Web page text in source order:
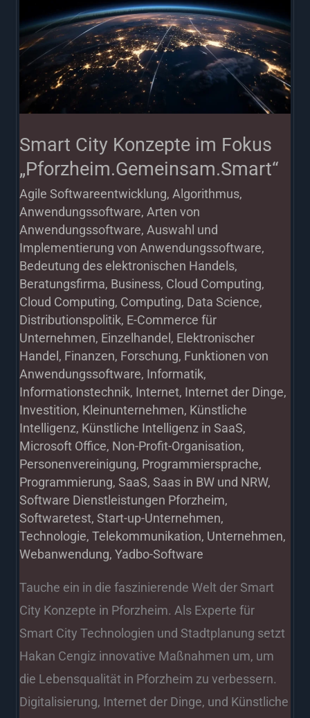
Smart City Konzepte im Fokus
„Pforzheim.Gemeinsam.Smart“
Agile Softwareentwicklung,Algorithmus,
Anwendungssoftware,Arten von
Anwendungssoftware,Auswahl und
Implementierung von Anwendungssoftware,
Bedeutung des elektronischen Handels,
Beratungsfirma, Business, Cloud Computing,
Cloud Computing, Computing, Data Science,
Distributionspolitik, E-Commerce für
Unternehmen, Einzelhandel , Elektronischer
Handel , Finanzen, Forschung, Funktionen von
Anwendungssoftware, Informatik,
Informationstechnik, Internet, Internet der Dinge,
Investition, Kleinunternehmen, Künstliche
Intelligenz, Künstliche Intelligenz in SaaS,
Microsoft Office, Non-Profit-Organisation,
Personenvereinigung, Programmiersprache,
Programmierung,SaaS,Saas in BW und NRW,
Software Dienstleistungen Pforzheim,
Softwaretest,Start-up-Unternehmen,
Technologie,Telekommunikation, Unternehmen,
Webanwendung,Yadbo-Software
Tauche ein in die faszinierende Welt der Smart
City Konzepte in Pforzheim. Als Experte für
Smart City Technologien und Stadtplanung setzt
Hakan Cengiz innovative Maßnahmen um, um
die Lebensqualität in Pforzheim zu verbessern.
Digitalisierung, Internet der Dinge, und Künstliche
Fokus
„Pforzheim.Gemeinsam.Smart“